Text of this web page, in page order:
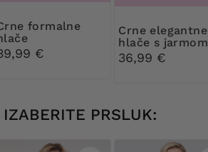
€
Crne elegantne
hlače s jarmom
36,99 €
IZABERITE PRSLUK: